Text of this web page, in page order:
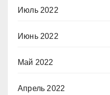
Июль 2022
Июнь 2022
Май 2022
Апрель 2022